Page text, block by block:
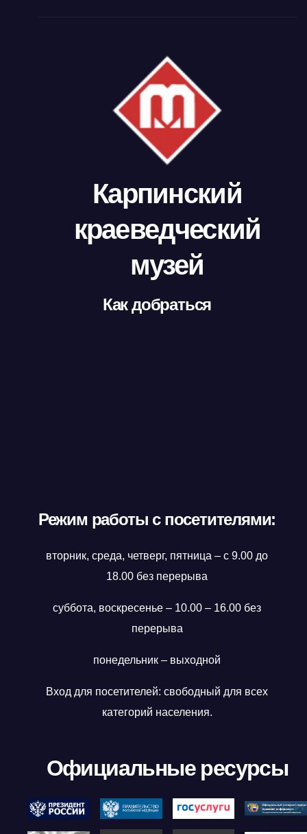
Карпинский
краеведческий
музей
Как добраться
Режим работы с посетителями:
вторник, среда, четверг, пятница – с 9.00 до
18.00 без перерыва
суббота, воскресенье – 10.00 – 16.00 без
перерыва
понедельник – выходной
Вход для посетителей: свободный для всех
категорий населения.
Официальные ресурсы